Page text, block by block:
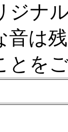
ジナ
音は
とを